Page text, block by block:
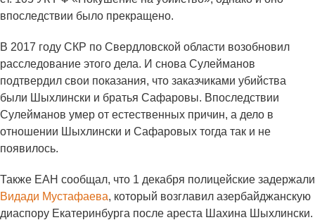
впоследствии было прекращено.
В 2017 году СКР по Свердловской области возобновил
расследование этого дела. И снова Сулейманов
подтвердил свои показания, что заказчиками убийства
были Шыхлински и братья Сафаровы. Впоследствии
Сулейманов умер от естественных причин, а дело в
отношении Шыхлински и Сафаровых тогда так и не
появилось.
Также ЕАН сообщал, что 1 декабря полицейские задержали
Видади Мустафаева, который возглавил азербайджанскую
диаспору Екатеринбурга после ареста Шахина Шыхлински.